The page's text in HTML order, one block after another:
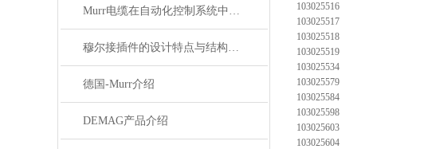
Murr电缆在自动化控制系统中的应用
穆尔接插件的设计特点与结构优化
德国-Murr介绍
DEMAG产品介绍
103025516
103025517
103025518
103025519
103025534
103025579
103025584
103025598
103025603
103025604